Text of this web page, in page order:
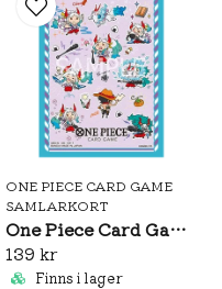
ONE PIECE CARD GAME
SAMLARKORT
One Piece Card Game Official Sleeves: Yamato Vol.15
139 kr
Finns i lager